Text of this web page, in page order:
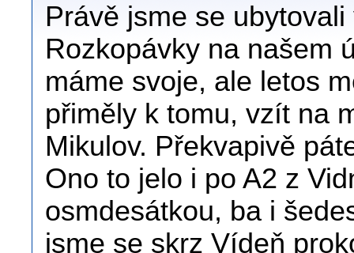
Právě jsme se
Rozkopávky na našem
máme svoje, ale letos
přiměly k tomu, vzít na
Mikulov. Překvapivě
Ono to jelo i po A2 z
osmdesátkou, ba i
jsme se skrz Vídeň